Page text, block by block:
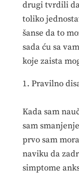
drugi tvrdili
toliko
šanse da to
sada ću sa
koje zaista
1. Pravilno
Kada sam
sam
prvo sam
naviku da
simptome